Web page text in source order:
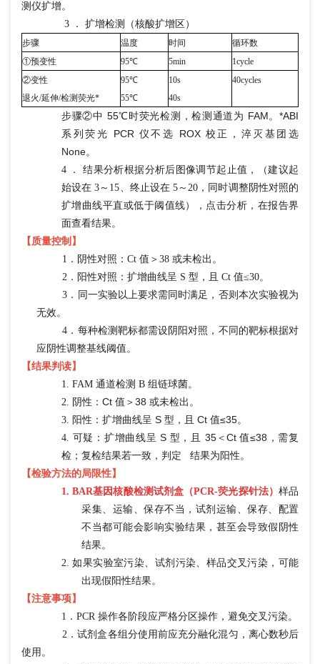
测仪扩增。
3 ． 扩增检测（核酸扩增区）
步骤 温度 时间
循环数
①预变性
95℃ 5min
1cycle
②变性
退火/延伸/检测荧光*
95℃
55℃
10s
40s
40cycles
步骤②中 55℃时荧光检测，检测通道为 FAM。*ABI
系列荧光 PCR 仪不选 ROX 校正，淬灭基团选
None。
4 ． 结果分析根据分析后图像调节起止值，（建议起
始设在 3～15、终止设在 5～20，同时调整阴性对照的
扩增曲线平直或低于阈值线），点击分析，在报告界
面查看结果。
【质量控制】
1．阴性对照：Ct 值＞38 或未检出。
2．阳性对照：扩增曲线呈 S 型，且 Ct 值≤30。
3．同一实验以上要求需同时满足，否则本次实验视为
无效。
4．每种检测靶标都需设阴阳对照，不同的靶标根据对
应阴性调整基线阈值。
【结果判读】
1. FAM 通道检测 B 组链球菌。
2. 阴性： Ct 值＞38 或未检出。
3. 阳性：扩增曲线呈 S 型，且 Ct 值≤35。
4. 可疑：扩增曲线呈 S 型，且 35＜Ct 值≤38，需复
检；复检结果若一致，判定
结果为阳性。
【检验方法的局限性】
1.BAR基因核酸检测试剂盒（PCR-荧光探针法） 样品
采集、运输、保存不当，试剂运输、保存、配置
不当都可能会影响实验结果，甚至会导致假阴性
结果。
2.如果实验室污染、试剂污染、样品交叉污染，可能
出现假阳性结果。
【注意事项】
1．PCR 操作各阶段应严格分区操作，避免交叉污染。
2．试剂盒各组分使用前应充分融化混匀，离心数秒后
使用。